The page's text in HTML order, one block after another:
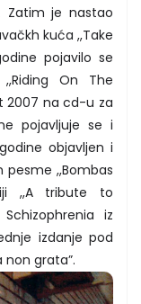
Zatim je nastao
kuća ,,Take
pojavilo se
On The
2007 na cd-u za
pojavljuje se i
objavljen i
pesme ,,Bombas
,,A tribute to
iz
izdanje pod
grata”.